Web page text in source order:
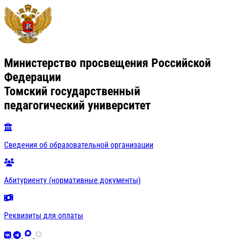
Министерство просвещения Российской
Федерации
Томский государственный
педагогический университет
Сведения об образовательной организации
Абитуриенту (нормативные документы)
Реквизиты для оплаты